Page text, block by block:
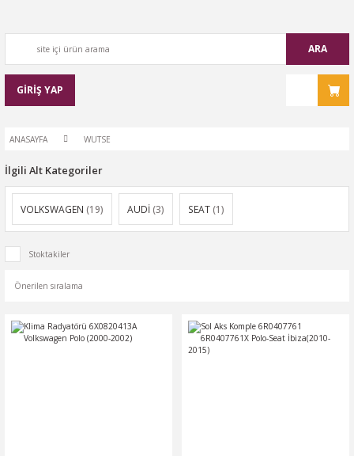
ARA
GİRİŞ YAP
ANASAYFA WUTSE
İlgili Alt Kategoriler
VOLKSWAGEN (19) AUDİ (3) SEAT (1)
Stoktakiler